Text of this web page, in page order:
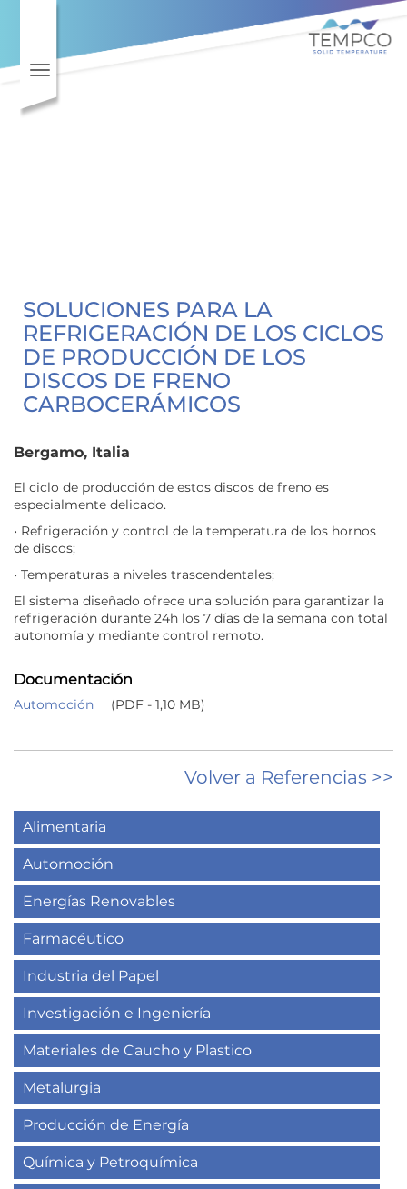
Toggle navigation
SOLUCIONES PARA LA
REFRIGERACIÓN DE LOS CICLOS
DE PRODUCCIÓN DE LOS
DISCOS DE FRENO
CARBOCERÁMICOS
Bergamo, Italia
El ciclo de producción de estos discos de freno es
especialmente delicado.
• Refrigeración y control de la temperatura de los hornos
de discos;
• Temperaturas a niveles trascendentales;
El sistema diseñado ofrece una solución para garantizar la
refrigeración durante 24h los 7 días de la semana con total
autonomía y mediante control remoto.
Documentación
Automoción (PDF - 1,10 MB)
Volver a Referencias >>
Alimentaria
Automoción
Energías Renovables
Farmacéutico
Industria del Papel
Investigación e Ingeniería
Materiales de Caucho y Plastico
Metalurgia
Producción de Energía
Química y Petroquímica